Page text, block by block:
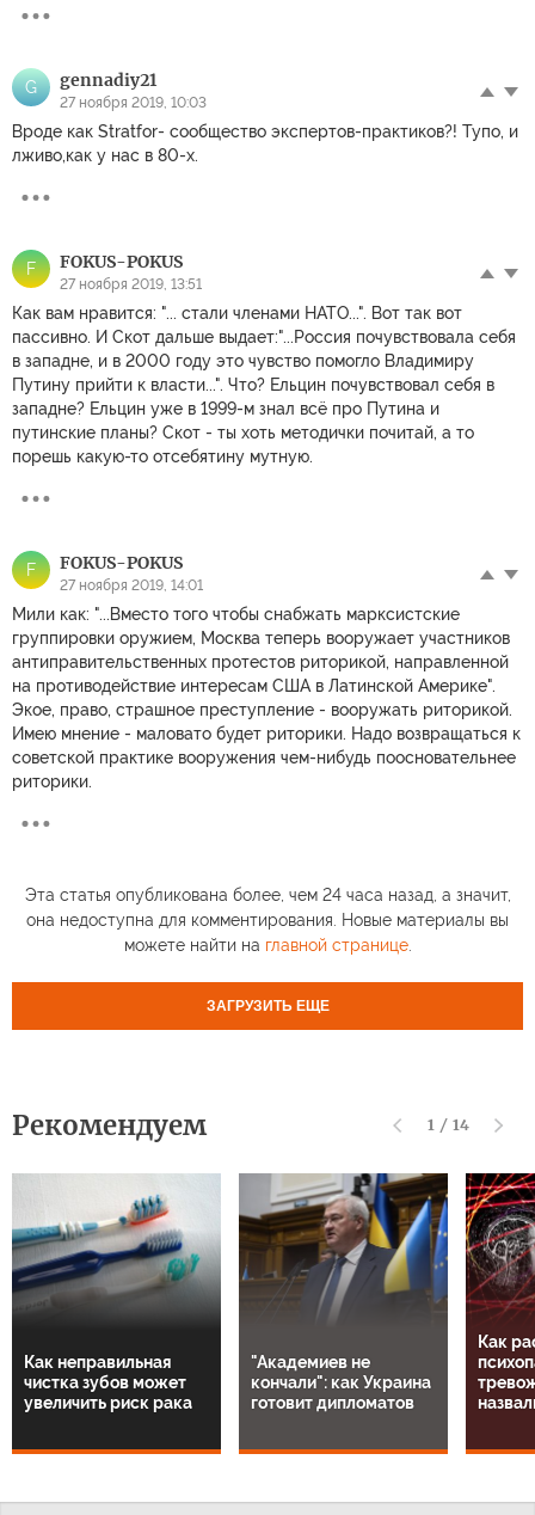
G gennadiy21
27 ноября 2019, 10:03
Вроде как Stratfor- сообщество экспертов-практиков?! Тупо, и
лживо,как у нас в 80-х.
F FOKUS-POKUS
27 ноября 2019, 13:51
Как вам нравится: "... стали членами НАТО...". Вот так вот
пассивно. И Скот дальше выдает:"...Россия почувствовала себя
в западне, и в 2000 году это чувство помогло Владимиру
Путину прийти к власти...". Что? Ельцин почувствовал себя в
западне? Ельцин уже в 1999-м знал всё про Путина и
путинские планы? Скот - ты хоть методички почитай, а то
порешь какую-то отсебятину мутную.
F FOKUS-POKUS
27 ноября 2019, 14:01
Мили как: "...Вместо того чтобы снабжать марксистские
группировки оружием, Москва теперь вооружает участников
антиправительственных протестов риторикой, направленной
на противодействие интересам США в Латинской Америке".
Экое, право, страшное преступление - вооружать риторикой.
Имею мнение - маловато будет риторики. Надо возвращаться к
советской практике вооружения чем-нибудь поосновательнее
риторики.
Эта статья опубликована более, чем 24 часа назад, а значит,
она недоступна для комментирования. Новые материалы вы
можете найти на главной странице.
ЗАГРУЗИТЬ ЕЩЕ
Рекомендуем 1 / 14
Как неправильная
чистка зубов может
увеличить риск рака
"Академиев не
кончали": как Украина
готовит дипломатов
Как